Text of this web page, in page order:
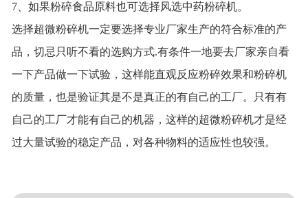
7、如果粉碎食品原料也可选择风选中药粉碎机。
选择超微粉碎机一定要选择专业厂家生产的符合标准的产
品，切忌只听不看的选购方式.有条件一地要去厂家亲自看
一下产品做一下试验，这样能直观反应粉碎效果和粉碎机
的质量，也是验证其是不是真正的有自己的工厂。只有有
自己的工厂才能有自己的机器，这样的超微粉碎机才是经
过大量试验的稳定产品，对各种物料的适应性也较强。